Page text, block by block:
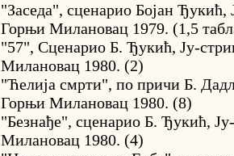
"Заседа", сценарио Бојан Ђукић,
Горњи Милановац 1979. (1,5
"57", Сценарио Б. Ђукић, Ју-
Милановац 1980. (2)
"Ћелија смрти", по причи Б.
Горњи Милановац 1980. (8)
"Безнађе", сценарио Б. Ђукић,
Милановац 1980. (4)